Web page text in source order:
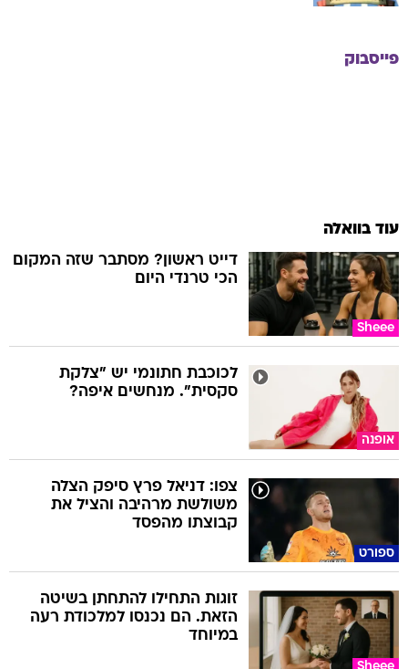
פייסבוק
עוד בוואלה
Sheee
דייט ראשון? מסתבר שזה המקום
הכי טרנדי היום
אופנה
לכוכבת חתונמי יש "צלקת
סקסית". מנחשים איפה?
ספורט
צפו: דניאל פרץ סיפק הצלה
משולשת מרהיבה והציל את
קבוצתו מהפסד
זוגות התחילו להתחתן בשיטה
הזאת. הם נכנסו למלכודת רעה
במיוחד